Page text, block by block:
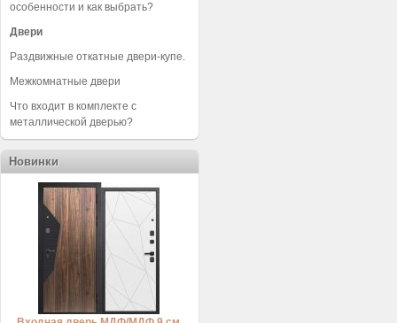
особенности и как выбрать?
Двери
Раздвижные откатные двери-купе.
Межкомнатные двери
Что входит в комплекте с
металлической дверью?
Новинки